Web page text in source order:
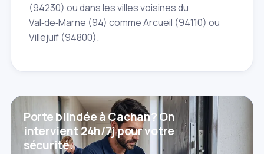
(94230) ou dans les villes voisines du
Val‑de‑Marne (94) comme Arcueil (94110) ou
Villejuif (94800).
Porte blindée à Cachan? On
intervient 24h/7j pour votre
sécurité.